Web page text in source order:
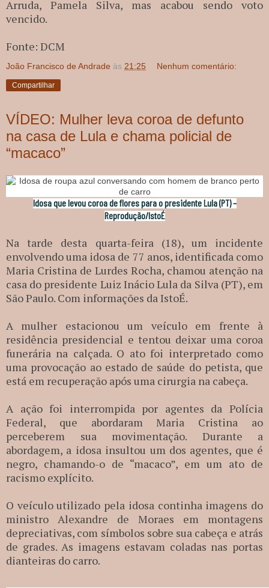
Arruda, Pamela Silva, mas acabou sendo voto
vencido.
Fonte: DCM
João Francisco de Andrade às 21:25 Nenhum comentário:
Compartilhar
VÍDEO: Mulher leva coroa de defunto
na casa de Lula e chama policial de
“macaco”
Idosa que levou coroa de flores para o presidente Lula (PT) –
Reprodução/IstoÉ
Na tarde desta quarta-feira (18), um incidente
envolvendo uma idosa de 77 anos, identificada como
Maria Cristina de Lurdes Rocha, chamou atenção na
casa do presidente Luiz Inácio Lula da Silva (PT), em
São Paulo. Com informações da IstoÉ.
A mulher estacionou um veículo em frente à
residência presidencial e tentou deixar uma coroa
funerária na calçada. O ato foi interpretado como
uma provocação ao estado de saúde do petista, que
está em recuperação após uma cirurgia na cabeça.
A ação foi interrompida por agentes da Polícia
Federal, que abordaram Maria Cristina ao
perceberem sua movimentação. Durante a
abordagem, a idosa insultou um dos agentes, que é
negro, chamando-o de “macaco”, em um ato de
racismo explícito.
O veículo utilizado pela idosa continha imagens do
ministro Alexandre de Moraes em montagens
depreciativas, com símbolos sobre sua cabeça e atrás
de grades. As imagens estavam coladas nas portas
dianteiras do carro.